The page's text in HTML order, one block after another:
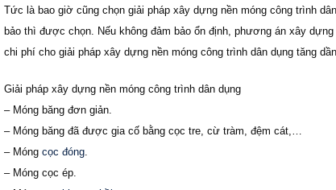
Tức là bao giờ cũng chọn giải pháp xây dựng nền móng công trình
bảo thì được chọn. Nếu không đảm bảo ổn định, phương án xây dựng
chi phí cho giải pháp xây dựng nền móng công trình dân dụng tăng
Giải pháp xây dựng nền móng công trình dân dụng
– Móng băng đơn giản.
– Móng băng đã được gia cố bằng cọc tre, cừ tràm, đệm cát,…
– Móng cọc đóng
– Móng cọc ép.